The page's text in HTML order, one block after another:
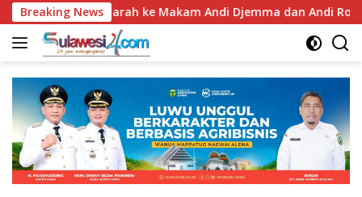
Langsung
ke
konten
Breaking News
Luwu Ziarah ke Makam Andi Djemma dan Andi